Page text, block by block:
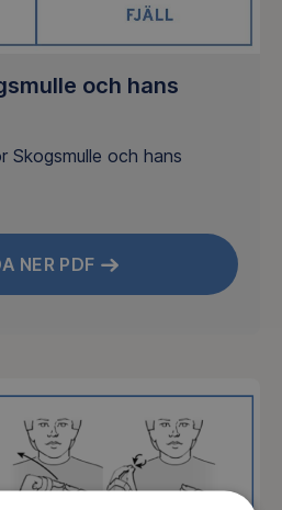
och hans
Skogsmulle och hans
NER PDF